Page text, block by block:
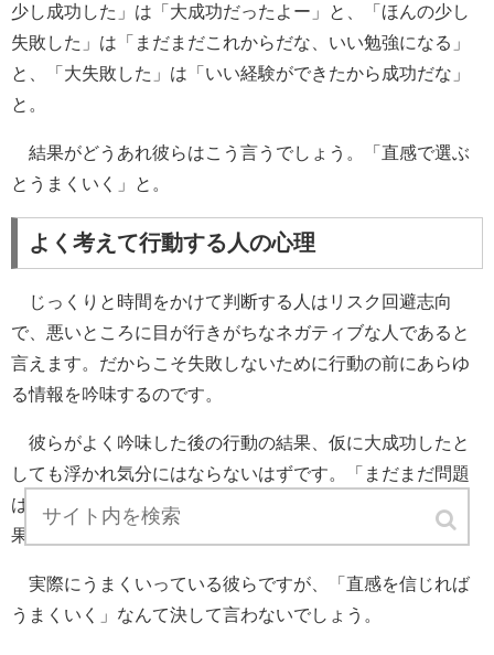
少し成功した」は「大成功だったよー」と、「ほんの少し
失敗した」は「まだまだこれからだな、いい勉強になる」
と、「大失敗した」は「いい経験ができたから成功だな」
と。
結果がどうあれ彼らはこう言うでしょう。「直感で選ぶ
とうまくいく」と。
よく考えて行動する人の心理
じっくりと時間をかけて判断する人はリスク回避志向
で、悪いところに目が行きがちなネガティブな人であると
言えます。だからこそ失敗しないために行動の前にあらゆ
る情報を吟味するのです。
彼らがよく吟味した後の行動の結果、仮に大成功したと
しても浮かれ気分にはならないはずです。「まだまだ問題
は山積みだ」「今が一番厳しい時だ」「もっと効率良く結
果を出せたはずだ」と。
実際にうまくいっている彼らですが、「直感を信じれば
うまくいく」なんて決して言わないでしょう。